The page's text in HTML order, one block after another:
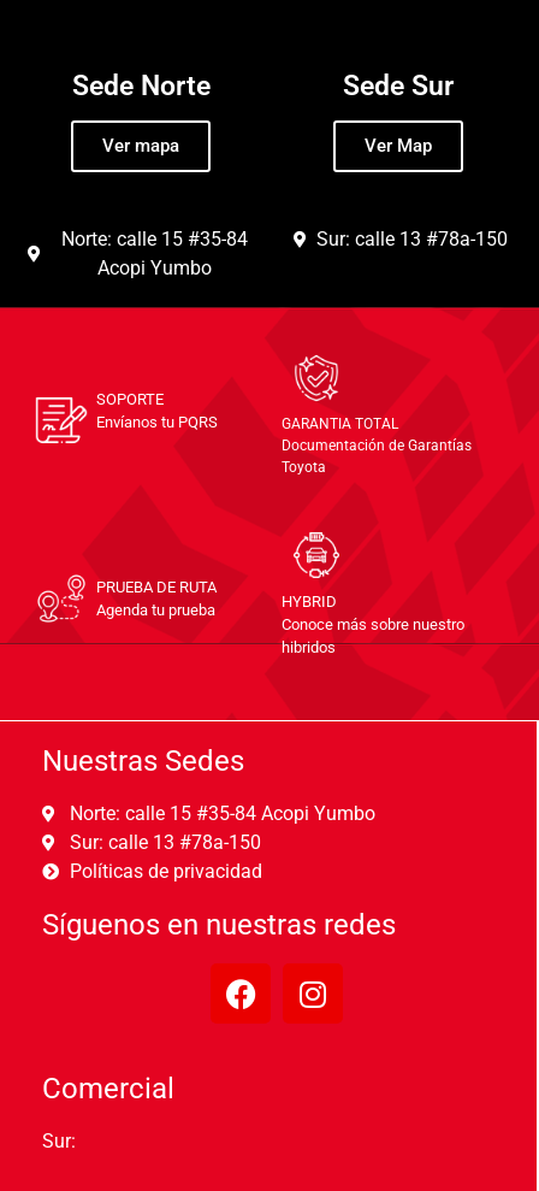
Sede Norte
Ver mapa
Norte: calle 15 #35-84
Acopi Yumbo
Sede Sur
Ver Map
Sur: calle 13 #78a-150
SOPORTE
Envíanos tu PQRS
GARANTIA TOTAL
Documentación de Garantías
Toyota
PRUEBA DE RUTA
Agenda tu prueba
HYBRID
Conoce más sobre nuestro
hibridos
Nuestras Sedes
Norte: calle 15 #35-84 Acopi Yumbo
Sur: calle 13 #78a-150
Políticas de privacidad
Síguenos en nuestras redes
Comercial
Sur: